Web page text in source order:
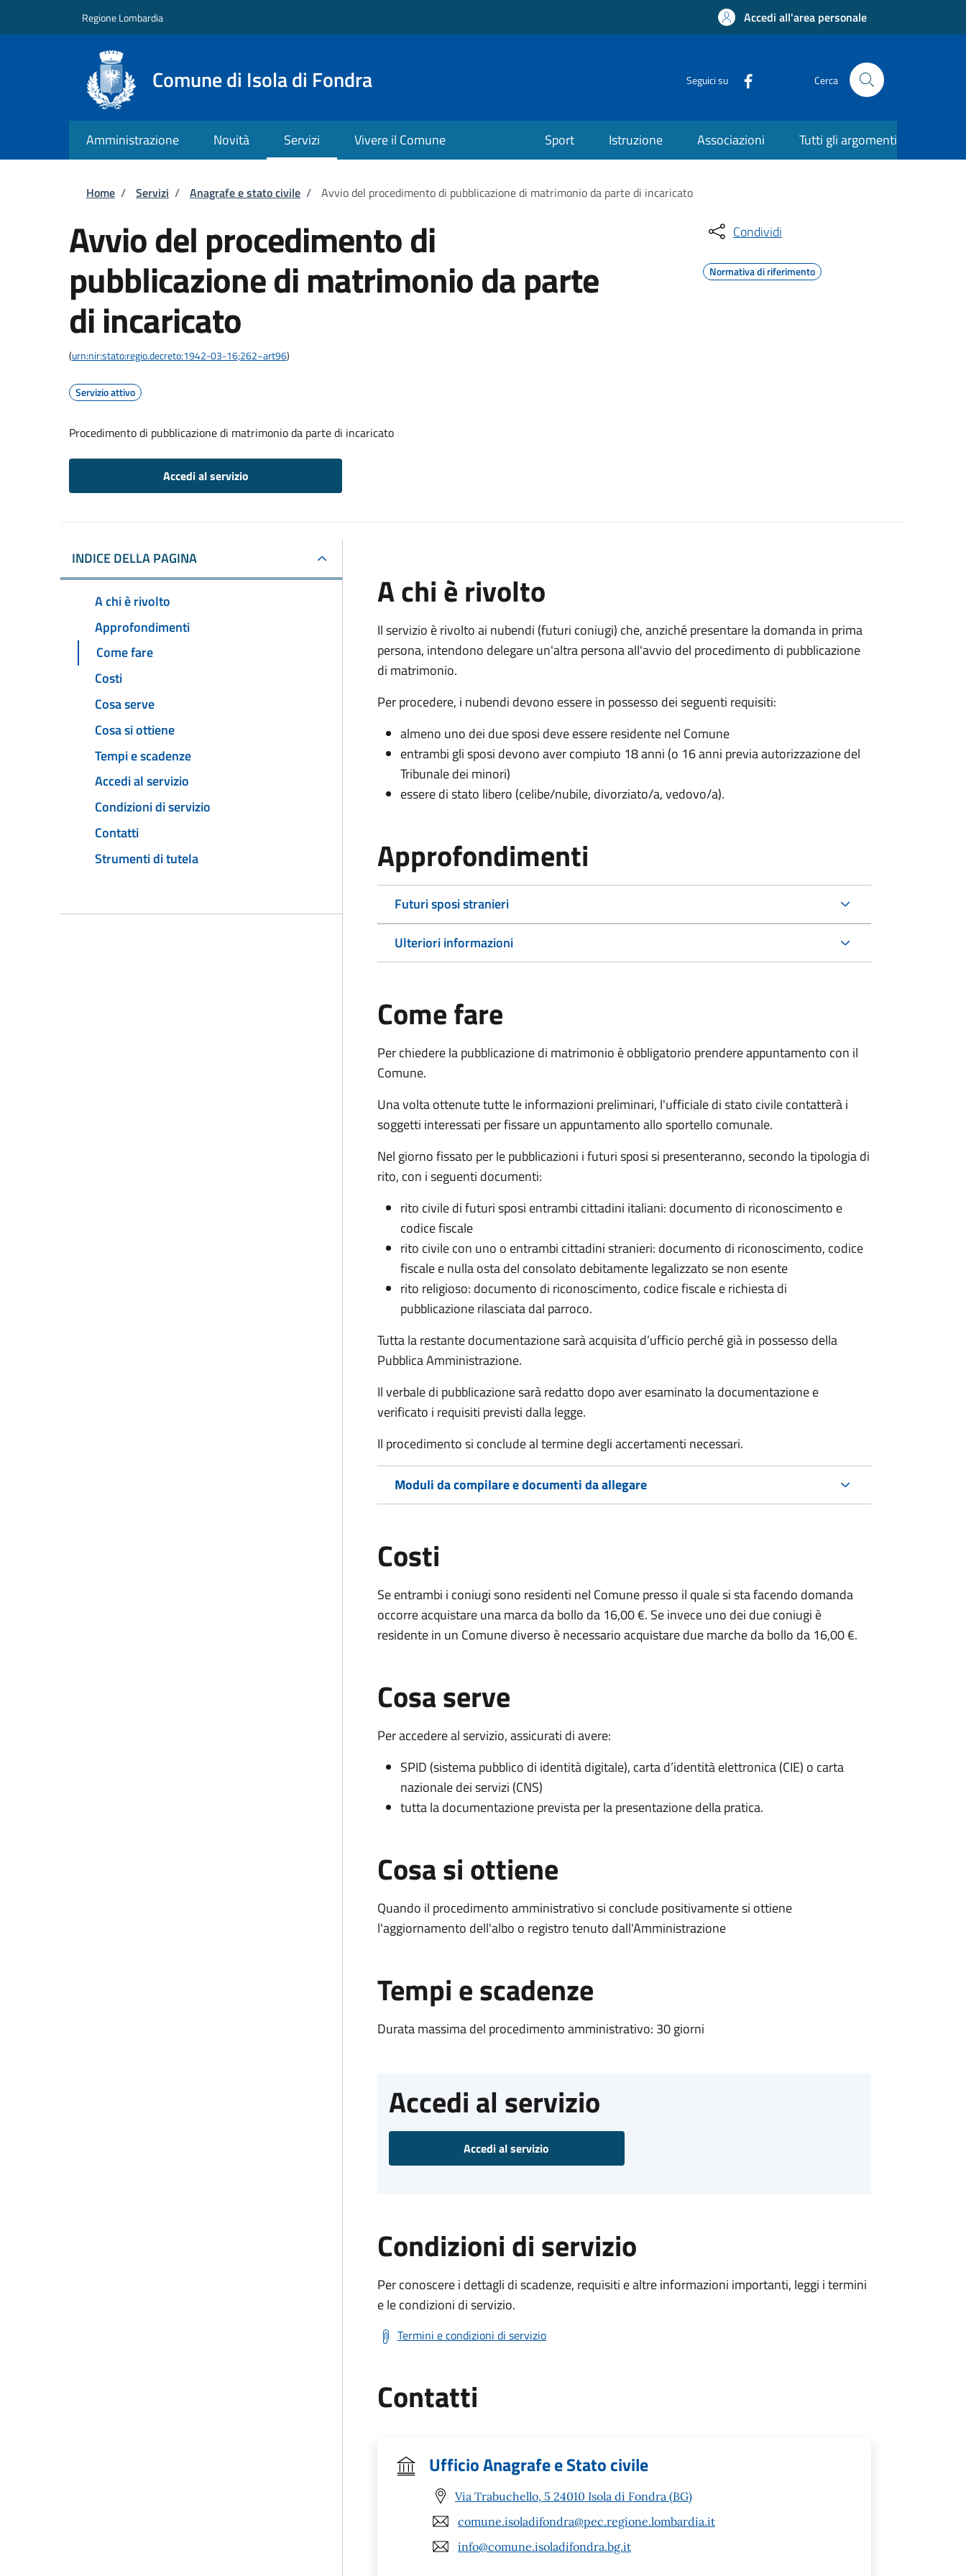
Regione Lombardia Accedi all'area personale
Comune di Isola di Fondra Seguici su Cerca
Amministrazione Novità Servizi Vivere il Comune Sport Istruzione Associazioni Tutti gli argomenti
Briciole di pane
Home / Servizi / Anagrafe e stato civile / Avvio del procedimento di pubblicazione di matrimonio da parte di incaricato
Avvio del procedimento di
pubblicazione di matrimonio da parte
di incaricato
(urn:nir:stato:regio.decreto:1942-03-16;262~art96)
Servizio attivo
Procedimento di pubblicazione di matrimonio da parte di incaricato
Accedi al servizio
Condividi
Normativa di riferimento
INDICE DELLA PAGINA
A chi è rivolto
Approfondimenti
Come fare
Costi
Cosa serve
Cosa si ottiene
Tempi e scadenze
Accedi al servizio
Condizioni di servizio
Contatti
Strumenti di tutela
A chi è rivolto
Il servizio è rivolto ai nubendi (futuri coniugi) che, anziché presentare la domanda in prima
persona, intendono delegare un'altra persona all'avvio del procedimento di pubblicazione
di matrimonio.
Per procedere, i nubendi devono essere in possesso dei seguenti requisiti:
almeno uno dei due sposi deve essere residente nel Comune
entrambi gli sposi devono aver compiuto 18 anni (o 16 anni previa autorizzazione del
Tribunale dei minori)
essere di stato libero (celibe/nubile, divorziato/a, vedovo/a).
Approfondimenti
Futuri sposi stranieri
Ulteriori informazioni
Come fare
Per chiedere la pubblicazione di matrimonio è obbligatorio prendere appuntamento con il
Comune.
Una volta ottenute tutte le informazioni preliminari, l'ufficiale di stato civile contatterà i
soggetti interessati per fissare un appuntamento allo sportello comunale.
Nel giorno fissato per le pubblicazioni i futuri sposi si presenteranno, secondo la tipologia di
rito, con i seguenti documenti:
rito civile di futuri sposi entrambi cittadini italiani: documento di riconoscimento e
codice fiscale
rito civile con uno o entrambi cittadini stranieri: documento di riconoscimento, codice
fiscale e nulla osta del consolato debitamente legalizzato se non esente
rito religioso: documento di riconoscimento, codice fiscale e richiesta di
pubblicazione rilasciata dal parroco.
Tutta la restante documentazione sarà acquisita d’ufficio perché già in possesso della
Pubblica Amministrazione.
Il verbale di pubblicazione sarà redatto dopo aver esaminato la documentazione e
verificato i requisiti previsti dalla legge.
Il procedimento si conclude al termine degli accertamenti necessari.
Moduli da compilare e documenti da allegare
Costi
Se entrambi i coniugi sono residenti nel Comune presso il quale si sta facendo domanda
occorre acquistare una marca da bollo da 16,00 €. Se invece uno dei due coniugi è
residente in un Comune diverso è necessario acquistare due marche da bollo da 16,00 €.
Cosa serve
Per accedere al servizio, assicurati di avere:
SPID (sistema pubblico di identità digitale), carta d’identità elettronica (CIE) o carta
nazionale dei servizi (CNS)
tutta la documentazione prevista per la presentazione della pratica.
Cosa si ottiene
Quando il procedimento amministrativo si conclude positivamente si ottiene
l'aggiornamento dell'albo o registro tenuto dall'Amministrazione
Tempi e scadenze
Durata massima del procedimento amministrativo: 30 giorni
Accedi al servizio
Accedi al servizio
Condizioni di servizio
Per conoscere i dettagli di scadenze, requisiti e altre informazioni importanti, leggi i termini
e le condizioni di servizio.
Termini e condizioni di servizio
Contatti
Ufficio Anagrafe e Stato civile
Via Trabuchello, 5 24010 Isola di Fondra (BG)
comune.isoladifondra@pec.regione.lombardia.it
info@comune.isoladifondra.bg.it